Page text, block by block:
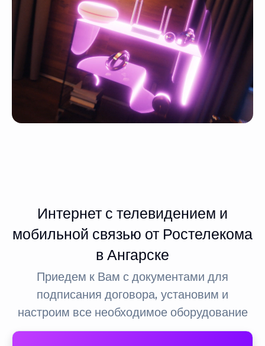
Интернет с телевидением и
мобильной связью от Ростелекома
в Ангарске
Приедем к Вам с документами для
подписания договора, установим и
настроим все необходимое оборудование